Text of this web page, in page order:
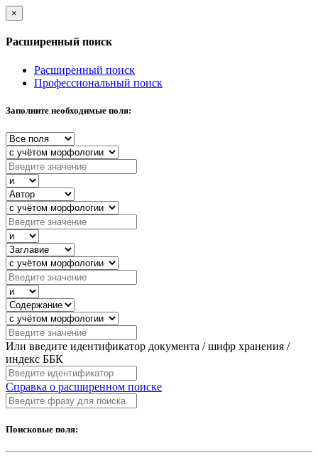
×
Расширенный поиск
Расширенный поиск
Профессиональный поиск
Заполните необходимые поля:
Или введите идентификатор документа / шифр хранения /
индекс ББК
Справка о расширенном поиске
Поисковые поля: